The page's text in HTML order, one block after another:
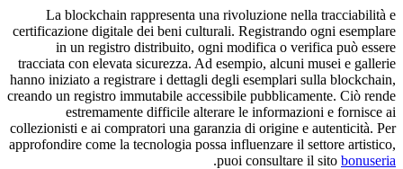
La blockchain rappresenta una rivoluzione nella tracciabilità e
certificazione digitale dei beni culturali. Registrando ogni esemplare
in un registro distribuito, ogni modifica o verifica può essere
tracciata con elevata sicurezza. Ad esempio, alcuni musei e gallerie
hanno iniziato a registrare i dettagli degli esemplari sulla blockchain,
creando un registro immutabile accessibile pubblicamente. Ciò rende
estremamente difficile alterare le informazioni e fornisce ai
collezionisti e ai compratori una garanzia di origine e autenticità. Per
approfondire come la tecnologia possa influenzare il settore artistico,
puoi consultare il sito bonuseria
.